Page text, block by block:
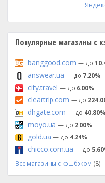
Популярные магазины с
banggood.com — до
answear.ua — до 7.20%
city.travel — до 6.00%
cleartrip.com — до
dhgate.com — до 40.80%
moyo.ua — до 2.00%
gold.ua — до 4.24%
chicco.com.ua — до
Все магазины с кэшбэком (8)